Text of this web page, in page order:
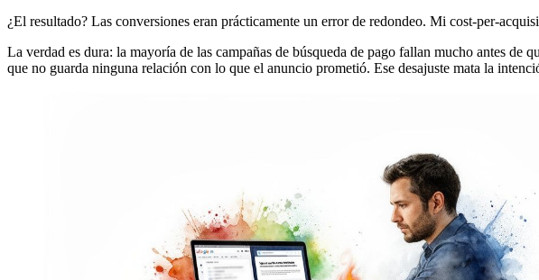
¿El resultado? Las conversiones eran prácticamente un error de redondeo. Mi cost-per-
La verdad es dura: la mayoría de las campañas de búsqueda de pago fallan mucho antes
que no guarda ninguna relación con lo que el anuncio prometió. Ese desajuste mata la